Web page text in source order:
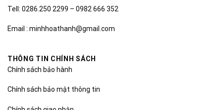
Tell: 0286.250 2299 – 0982 666 352
Email : minhhoathanh@gmail.com
THÔNG TIN CHÍNH SÁCH
Chính sách bảo hành
Chính sách bảo mật thông tin